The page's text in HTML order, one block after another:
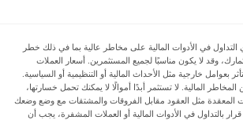
التداول في الأدوات المالية على مخاطر عالية بما في ذلك خطر
وقد لا يكون مناسبًا لجميع المستثمرين. أسعار العملات
بعوامل خارجية مثل الأحداث المالية أو التنظيمية أو السياسية.
المالية. لا تستثمر أبدًا أموالًا لا يمكنك تحمل خسارتها،
المعقدة مثل العقود مقابل الفروقات والمشتقات مع وضع وضعك
قرار بالتداول في الأدوات المالية أو العملات المشفرة، يجب أن